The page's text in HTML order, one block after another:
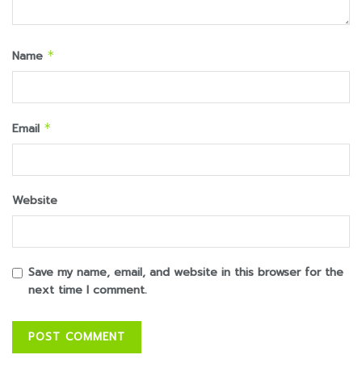
Name *
Email *
Website
Save my name, email, and website in this browser for the
next time I comment.